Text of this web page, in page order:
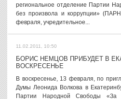
региональное отделение Партии
без произвола и коррупции»
февраля, учредительное...
11.02.2011, 10:50
БОРИС НЕМЦОВ ПРИБУДЕТ В
ВОСКРЕСЕНЬЕ
В воскресенье, 13 февраля, по
Думы Леонида Волкова в
Партии Народной Свободы «За